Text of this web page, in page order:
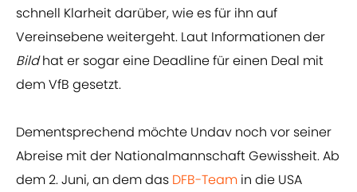
schnell Klarheit darüber, wie es für ihn auf
Vereinsebene weitergeht. Laut Informationen der
Bildhat er sogar eine Deadline für einen Deal mit
dem VfB gesetzt.
Dementsprechend möchte Undav noch vor seiner
Abreise mit der Nationalmannschaft Gewissheit. Ab
dem 2. Juni, an dem das DFB-Team in die USA